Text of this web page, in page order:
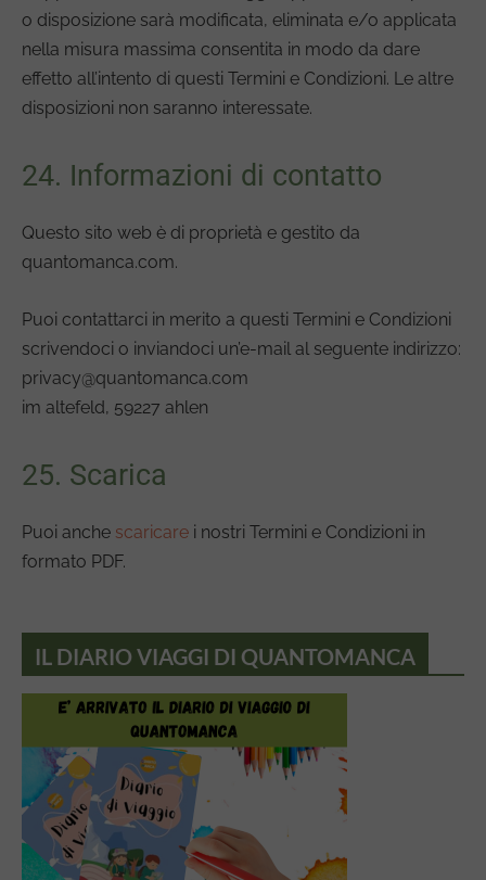
o disposizione sarà modificata, eliminata e/o applicata
nella misura massima consentita in modo da dare
effetto all’intento di questi Termini e Condizioni. Le altre
disposizioni non saranno interessate.
24. Informazioni di contatto
Questo sito web è di proprietà e gestito da
quantomanca.com.
Puoi contattarci in merito a questi Termini e Condizioni
scrivendoci o inviandoci un’e-mail al seguente indirizzo:
privacy@quantomanca.com
im altefeld, 59227 ahlen
25. Scarica
Puoi anche scaricare i nostri Termini e Condizioni in
formato PDF.
IL DIARIO VIAGGI DI QUANTOMANCA